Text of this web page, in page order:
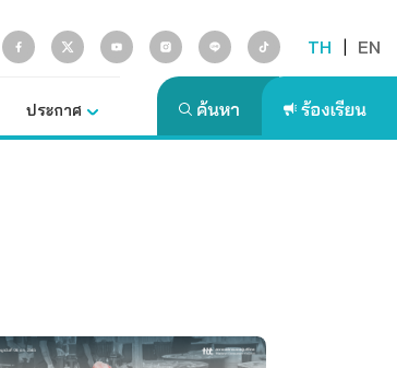
TH | EN
ประกาศ